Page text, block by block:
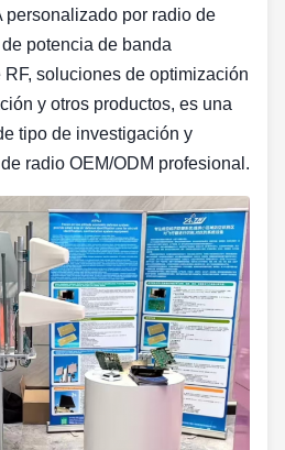
personalizado por radio de
potencia de banda
soluciones de optimización
y otros productos, es una
tipo de investigación y
radio OEM/ODM profesional.